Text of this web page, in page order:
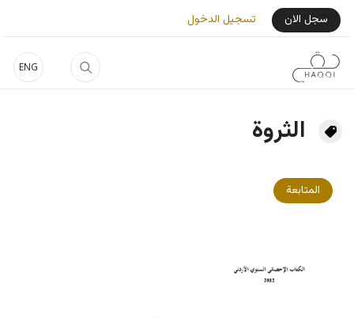
تجاوز إلى المحتوى الرئيسي
ENG
User Login Menu
سجل الان تسجيل الدخول
الثروة
المتابعة